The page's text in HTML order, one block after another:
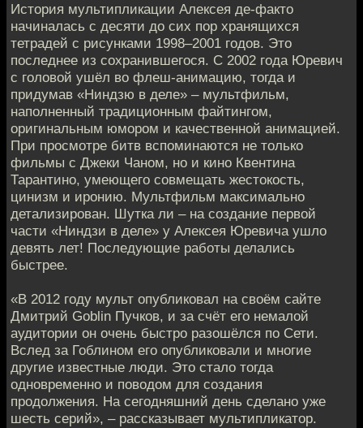
История мультипликации Алексея де-факто
начиналась с десяти до сих пор хранящихся
тетрадей с рисунками 1998–2001 годов. Это
последнее из сохранившегося. С 2002 года Юревич
с головой ушёл во флеш-анимацию, тогда и
придумав «Ниндзю в деле» – мультфильм,
наполненный традиционным файтингом,
оригинальным юмором и качественной анимацией.
При просмотре битв вспоминаются не только
фильмы с Джеки Чаном, но и кино Квентина
Тарантино, умеющего совмещать жестокость,
цинизм и иронию. Мультфильм максимально
детализирован. Шутка ли – на создание первой
части «Ниндзи в деле» у Алексея Юревича ушло
девять лет! Последующие работы делались
быстрее.
«В 2012 году мульт опубликовал на своём сайте
Дмитрий Goblin Пучков, и за счёт его немалой
аудитории он очень быстро разошёлся по Сети.
Вслед за Гоблином его опубликовали и многие
другие известные люди. Это стало тогда
одновременно и поводом для создания
продолжения. На сегодняшний день сделано уже
шесть серий», – рассказывает мультипликатор.